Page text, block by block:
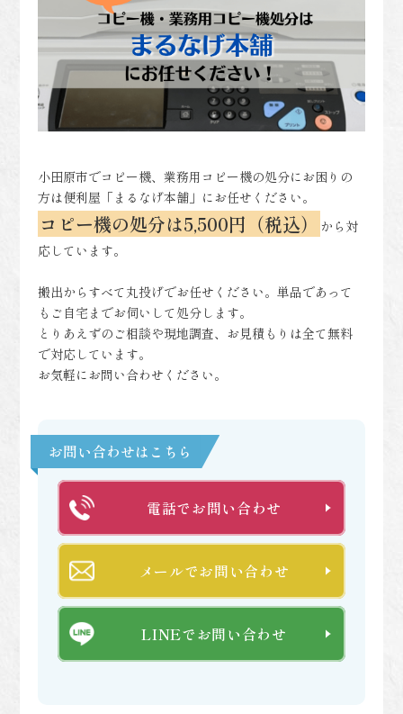
小田原市でコピー機、業務用コピー機の処分にお困りの
方は便利屋「まるなげ本舗」にお任せください。
コピー機の処分は5,500円（税込）
から対
応しています。
搬出からすべて丸投げでお任せください。単品であって
もご自宅までお伺いして処分します。
とりあえずのご相談や現地調査、お見積もりは全て無料
で対応しています。
お気軽にお問い合わせください。
お問い合わせはこちら
電話でお問い合わせ
メールでお問い合わせ
LINEでお問い合わせ